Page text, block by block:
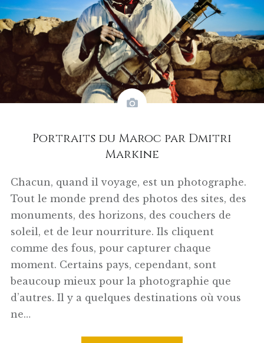
Portraits du Maroc par Dmitri
Markine
Chacun, quand il voyage, est un photographe.
Tout le monde prend des photos des sites, des
monuments, des horizons, des couchers de
soleil, et de leur nourriture. Ils cliquent
comme des fous, pour capturer chaque
moment. Certains pays, cependant, sont
beaucoup mieux pour la photographie que
d’autres. Il y a quelques destinations où vous
ne…